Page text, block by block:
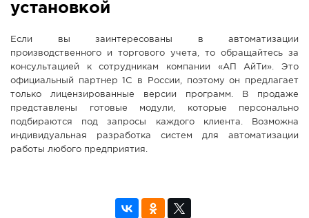
установкой
Если вы заинтересованы в автоматизации
производственного и торгового учета, то обращайтесь за
консультацией к сотрудникам компании «АП АйТи». Это
официальный партнер 1С в России, поэтому он предлагает
только лицензированные версии программ. В продаже
представлены готовые модули, которые персонально
подбираются под запросы каждого клиента. Возможна
индивидуальная разработка систем для автоматизации
работы любого предприятия.